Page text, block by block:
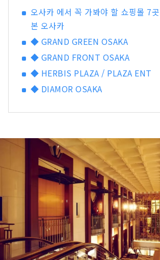
오사카 에서 꼭 가봐야 할 쇼핑몰 7
본 오사카
◆ GRAND GREEN OSAKA
◆ GRAND FRONT OSAKA
◆ HERBIS PLAZA / PLAZA ENT
◆ DIAMOR OSAKA